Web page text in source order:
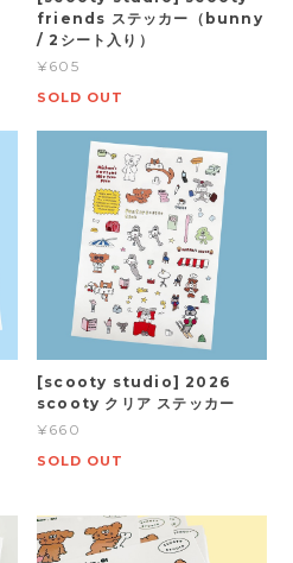
friends ステッカー（bunny
/ 2シート入り）
¥605
SOLD OUT
[scooty studio] 2026
scooty クリア ステッカー
¥660
SOLD OUT